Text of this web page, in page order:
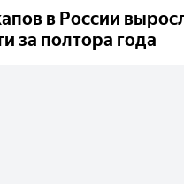
в России
за полтора года